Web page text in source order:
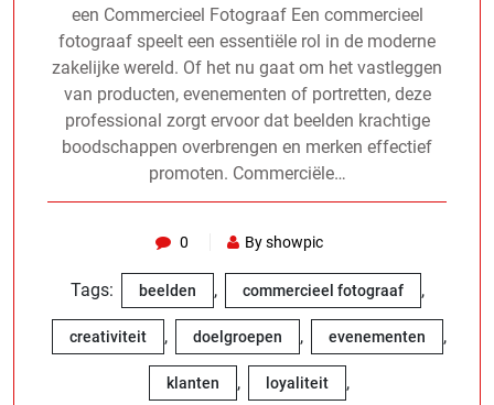
een Commercieel Fotograaf Een commercieel
fotograaf speelt een essentiële rol in de moderne
zakelijke wereld. Of het nu gaat om het vastleggen
van producten, evenementen of portretten, deze
professional zorgt ervoor dat beelden krachtige
boodschappen overbrengen en merken effectief
promoten. Commerciële…
0 By showpic
Tags: beelden , commercieel fotograaf ,
creativiteit , doelgroepen , evenementen ,
klanten , loyaliteit ,